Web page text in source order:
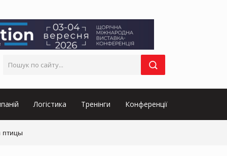
Логістика Тренінги Конференції
птицы